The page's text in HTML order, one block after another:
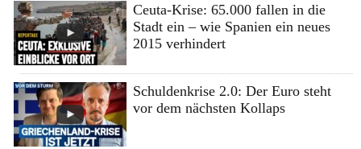
Ceuta-Krise: 65.000 fallen in die
Stadt ein – wie Spanien ein neues
2015 verhindert
Schuldenkrise 2.0: Der Euro steht
vor dem nächsten Kollaps